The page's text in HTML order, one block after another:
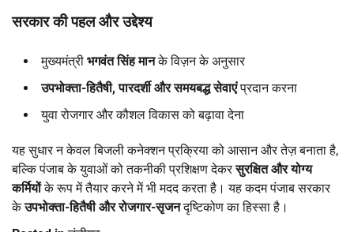
सरकार की पहल और उद्देश्य
मुख्यमंत्री भगवंत सिंह मानके विज़न के अनुसार
उपभोक्ता-हितैषी,पारदर्शी और समयबद्ध सेवाएंप्रदान करना
युवा रोजगार और कौशल विकास को बढ़ावा देना
यह सुधार न केवल बिजली कनेक्शन प्रक्रिया को आसान और तेज़ बनाता है,
बल्कि पंजाब के युवाओं को तकनीकी प्रशिक्षण देकरसुरक्षित और योग्य
कर्मियोंके रूप में तैयार करने में भी मदद करता है। यह कदम पंजाब सरकार
केउपभोक्ता-हितैषी और रोजगार-सृजनदृष्टिकोण का हिस्सा है।